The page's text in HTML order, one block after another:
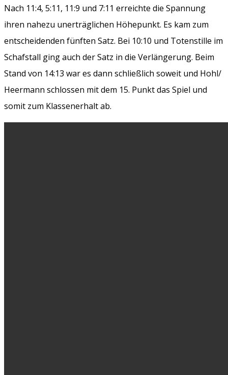
Nach 11:4, 5:11, 11:9 und 7:11 erreichte die Spannung
ihren nahezu unerträglichen Höhepunkt. Es kam zum
entscheidenden fünften Satz. Bei 10:10 und Totenstille im
Schafstall ging auch der Satz in die Verlängerung. Beim
Stand von 14:13 war es dann schließlich soweit und Hohl/
Heermann schlossen mit dem 15. Punkt das Spiel und
somit zum Klassenerhalt ab.